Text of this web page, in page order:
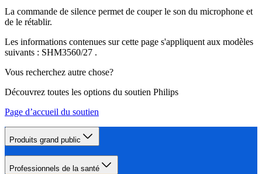
La commande de silence permet de couper le son du microphone et
de le rétablir.
Les informations contenues sur cette page s'appliquent aux modèles
suivants : SHM3560/27 .
Vous recherchez autre chose?
Découvrez toutes les options du soutien Philips
Page d’accueil du soutien
Produits grand public
Professionnels de la santé